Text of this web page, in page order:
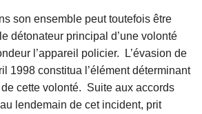
son ensemble peut toutefois être
détonateur principal d’une volonté
l’appareil policier. L’évasion de
1998 constitua l’élément déterminant
cette volonté. Suite aux accords
lendemain de cet incident, prit